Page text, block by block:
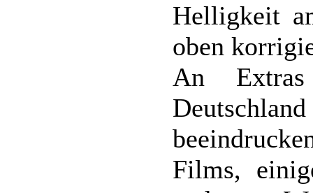
Helligkeit
oben
An
Films,